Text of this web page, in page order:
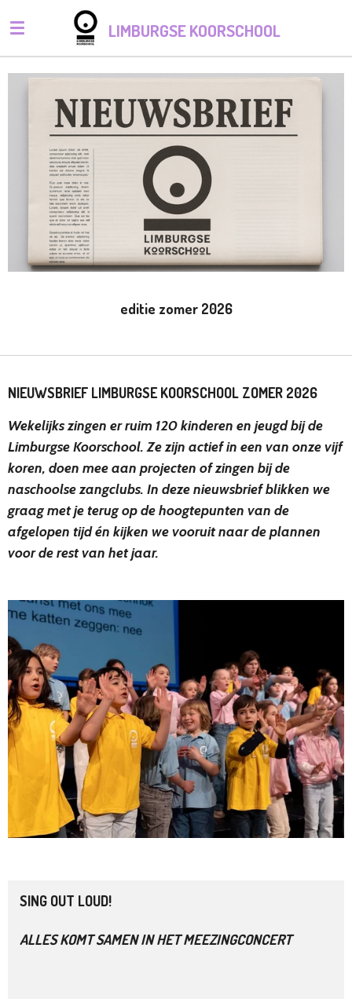
Ga
direct
naar
hoofdinhoud
LIMBURGSE KOORSCHOOL
editie zomer 2026
NIEUWSBRIEF LIMBURGSE KOORSCHOOL ZOMER 2026
Wekelijks zingen er ruim 120 kinderen en jeugd bij de
Limburgse Koorschool. Ze zijn actief in een van onze vijf
koren, doen mee aan projecten of zingen bij de
naschoolse zangclubs. In deze nieuwsbrief blikken we
graag met je terug op de hoogtepunten van de
afgelopen tijd én kijken we vooruit naar de plannen
voor de rest van het jaar.
SING OUT LOUD!
ALLES KOMT SAMEN IN HET MEEZINGCONCERT